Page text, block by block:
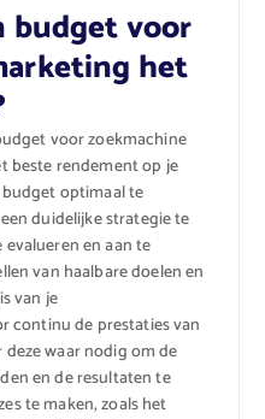
budget voor
het
voor zoekmachine
beste rendement op je
optimaal te
duidelijke strategie te
en aan te
van haalbare doelen en
van je
continu de prestaties van
waar nodig om de
en de resultaten te
te maken, zoals het